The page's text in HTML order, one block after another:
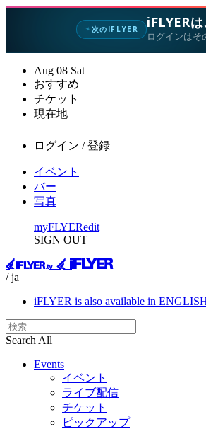
✦次のIFLYER iFLYERは
ログインはそ
Aug 08 Sat
おすすめ
チケット
現在地
ログイン / 登録
イベント
バー
写真
myFLYERedit
SIGN OUT
/ ja
iFLYER is also available in
Search All
Events
イベント
ライブ配信
チケット
ピックアップ